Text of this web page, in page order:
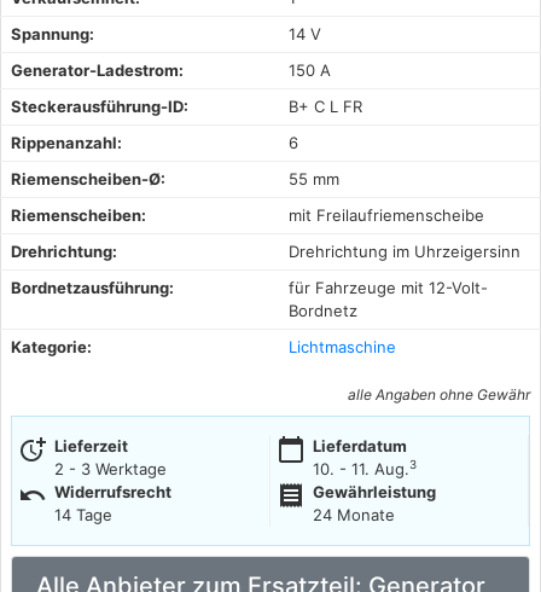
Spannung:
14 V
Generator-Ladestrom:
150 A
Steckerausführung-ID:
B+ C L FR
Rippenanzahl:
6
Riemenscheiben-Ø:
55 mm
Riemenscheiben:
mit Freilaufriemenscheibe
Drehrichtung:
Drehrichtung im Uhrzeigersinn
Bordnetzausführung:
für Fahrzeuge mit 12-Volt-
Bordnetz
Kategorie:
Lichtmaschine
alle Angaben ohne Gewähr
more_time Lieferzeit
2 - 3 Werktage
calendar_today Lieferdatum
10. - 11. Aug.3
undo Widerrufsrecht
14 Tage
receipt
Gewährleistung
24 Monate
Alle Anbieter zum Ersatzteil: Generator